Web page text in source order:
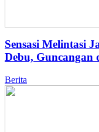
Sensasi Melintasi
Debu, Guncangan
Berita